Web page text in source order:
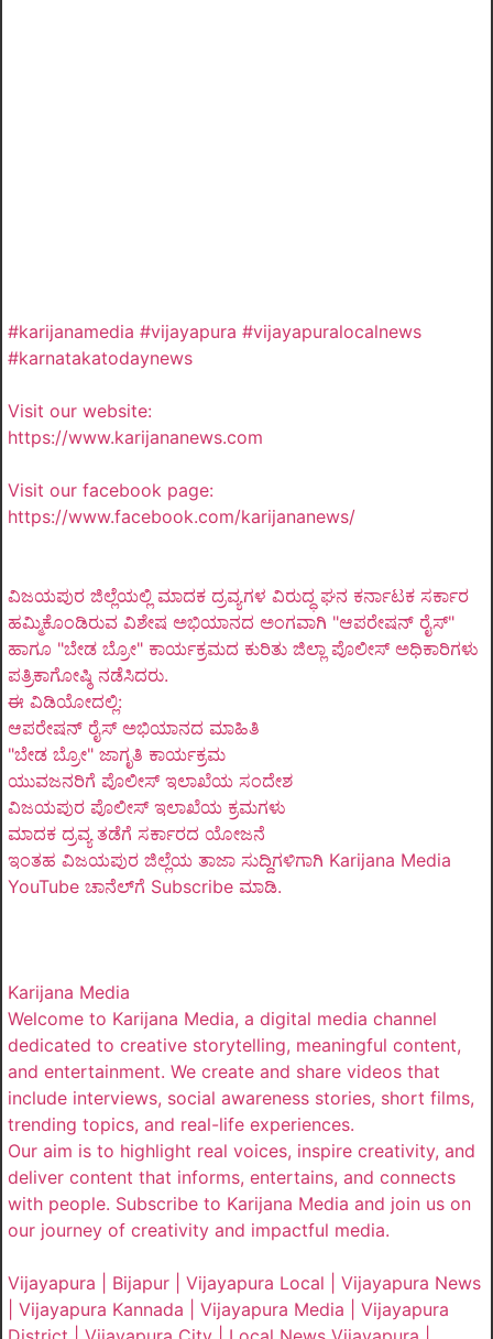
#karijanamedia #vijayapura #vijayapuralocalnews
#karnatakatodaynews
Visit our website:
https://www.karijananews.com
Visit our facebook page:
https://www.facebook.com/karijananews/
ವಿಜಯಪುರ ಜಿಲ್ಲೆಯಲ್ಲಿ ಮಾದಕ ದ್ರವ್ಯಗಳ ವಿರುದ್ಧ ಘನ ಕರ್ನಾಟಕ ಸರ್ಕಾರ
ಹಮ್ಮಿಕೊಂಡಿರುವ ವಿಶೇಷ ಅಭಿಯಾನದ ಅಂಗವಾಗಿ "ಆಪರೇಷನ್ ರೈಸ್"
ಹಾಗೂ "ಬೇಡ ಬ್ರೋ" ಕಾರ್ಯಕ್ರಮದ ಕುರಿತು ಜಿಲ್ಲಾ ಪೊಲೀಸ್ ಅಧಿಕಾರಿಗಳು
ಪತ್ರಿಕಾಗೋಷ್ಠಿ ನಡೆಸಿದರು.
ಈ ವಿಡಿಯೋದಲ್ಲಿ:
ಆಪರೇಷನ್ ರೈಸ್ ಅಭಿಯಾನದ ಮಾಹಿತಿ
"ಬೇಡ ಬ್ರೋ" ಜಾಗೃತಿ ಕಾರ್ಯಕ್ರಮ
ಯುವಜನರಿಗೆ ಪೊಲೀಸ್ ಇಲಾಖೆಯ ಸಂದೇಶ
ವಿಜಯಪುರ ಪೊಲೀಸ್ ಇಲಾಖೆಯ ಕ್ರಮಗಳು
ಮಾದಕ ದ್ರವ್ಯ ತಡೆಗೆ ಸರ್ಕಾರದ ಯೋಜನೆ
ಇಂತಹ ವಿಜಯಪುರ ಜಿಲ್ಲೆಯ ತಾಜಾ ಸುದ್ದಿಗಳಿಗಾಗಿ Karijana Media
YouTube ಚಾನೆಲ್‌ಗೆ Subscribe ಮಾಡಿ.
Karijana Media
Welcome to Karijana Media, a digital media channel
dedicated to creative storytelling, meaningful content,
and entertainment. We create and share videos that
include interviews, social awareness stories, short films,
trending topics, and real-life experiences.
Our aim is to highlight real voices, inspire creativity, and
deliver content that informs, entertains, and connects
with people. Subscribe to Karijana Media and join us on
our journey of creativity and impactful media.
Vijayapura | Bijapur | Vijayapura Local | Vijayapura News
| Vijayapura Kannada | Vijayapura Media | Vijayapura